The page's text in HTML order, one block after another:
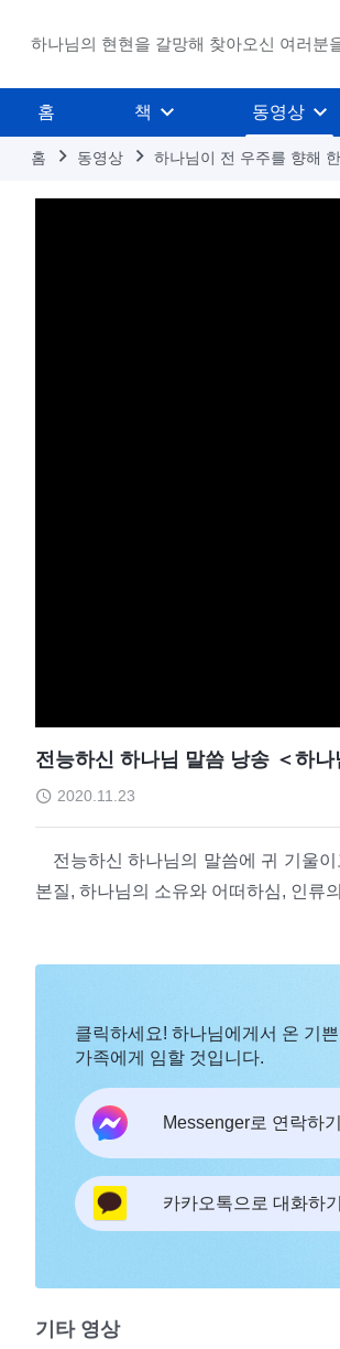
하나님의 현현을 갈망해 찾아오신 여러분
홈 책 동영상
홈 동영상 하나님이 전 우주를 향해
전능하신 하나님 말씀 낭송 ＜하
2020.11.23
전능하신 하나님의 말씀에 귀 기울
본질, 하나님의 소유와 어떠하심, 인류
클릭하세요! 하나님에게서 온 기
가족에게 임할 것입니다.
Messenger로 연락하기
카카오톡으로 대화하기
기타 영상